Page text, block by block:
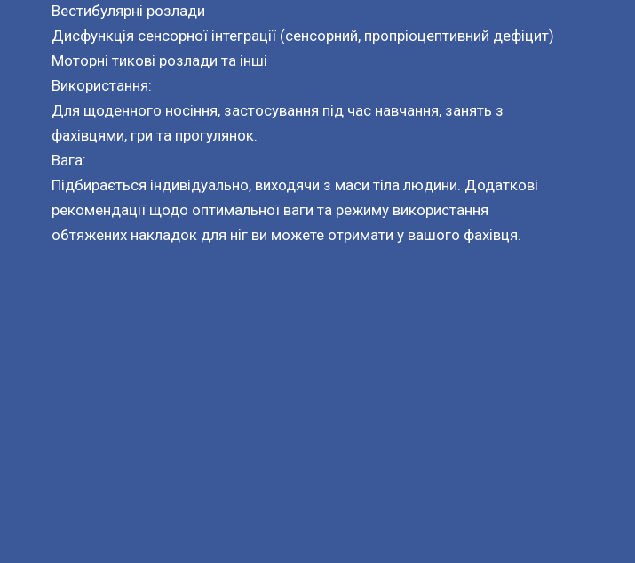
Вестибулярні розлади
Дисфункція сенсорної інтеграції (сенсорний, пропріоцептивний дефіцит)
Моторні тикові розлади та інші
Використання:
Для щоденного носіння, застосування під час навчання, занять з
фахівцями, гри та прогулянок.
Вага:
Підбирається індивідуально, виходячи з маси тіла людини. Додаткові
рекомендації щодо оптимальної ваги та режиму використання
обтяжених накладок для ніг ви можете отримати у вашого фахівця.